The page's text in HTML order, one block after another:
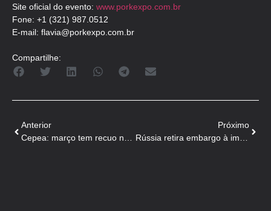
Site oficial do evento: www.porkexpo.com.br
Fone: +1 (321) 987.0512
E-mail: flavia@porkexpo.com.br
Compartilhe:
Anterior
Cepea: março tem recuo nas cotações, mas indicador anual avança
Próximo
Rússia retira embargo à importação de carne bovina brasileira